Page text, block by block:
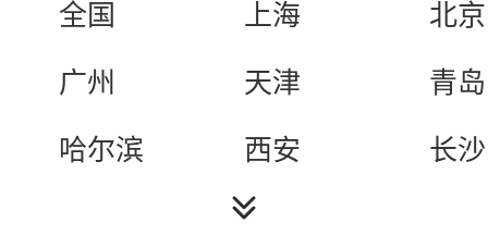
全国 上海
北京
广州
天津
青岛
哈尔滨
西安
长沙
济南